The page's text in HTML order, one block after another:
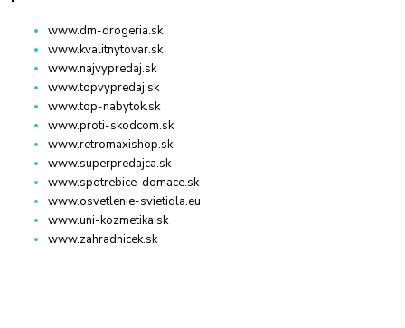
www.dm-drogeria.sk
www.kvalitnytovar.sk
www.najvypredaj.sk
www.topvypredaj.sk
www.top-nabytok.sk
www.proti-skodcom.sk
www.retromaxishop.sk
www.superpredajca.sk
www.spotrebice-domace.sk
www.osvetlenie-svietidla.eu
www.uni-kozmetika.sk
www.zahradnicek.sk